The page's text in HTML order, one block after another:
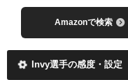
Amazonで検索
Invy選手の感度・設定